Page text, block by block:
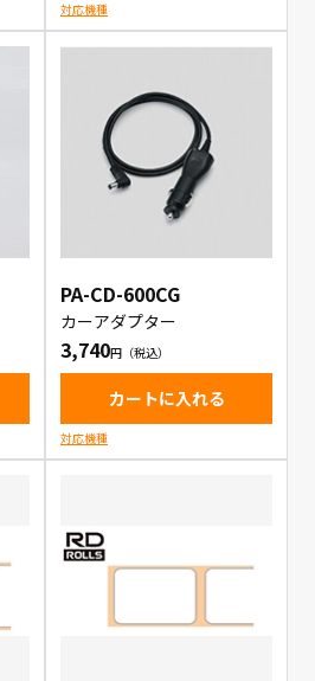
対応機種
PA-CD-600CG
カーアダプター
3,740
カートに入れる
対応機種